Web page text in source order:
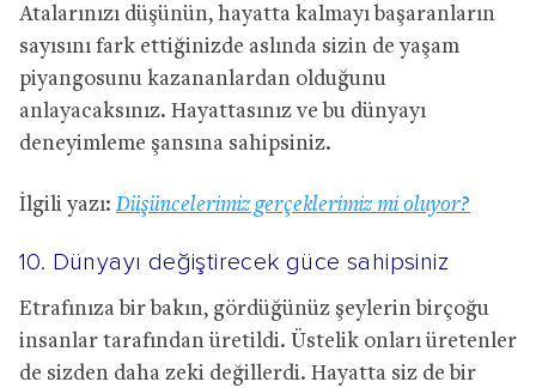
Atalarınızı düşünün, hayatta kalmayı başaranların
sayısını fark ettiğinizde aslında sizin de yaşam
piyangosunu kazananlardan olduğunu
anlayacaksınız. Hayattasınız ve bu dünyayı
deneyimleme şansına sahipsiniz.
İlgili yazı: Düşüncelerimiz gerçeklerimiz mi oluyor?
10. Dünyayı değiştirecek güce sahipsiniz
Etrafınıza bir bakın, gördüğünüz şeylerin birçoğu
insanlar tarafından üretildi. Üstelik onları üretenler
de sizden daha zeki değillerdi. Hayatta siz de bir